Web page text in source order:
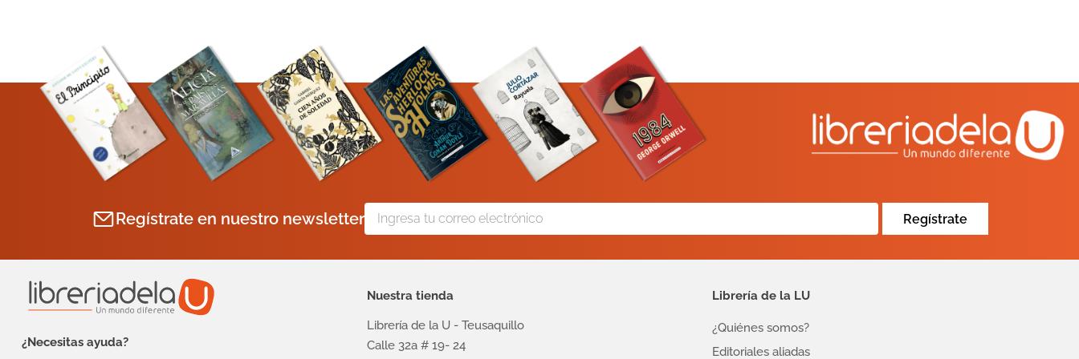
Regístrate en nuestro newsletter Regístrate
¿Necesitas ayuda?
Nuestra tienda
Librería de la U - Teusaquillo
Calle 32a # 19- 24
Librería de la LU
¿Quiénes somos?
Editoriales aliadas